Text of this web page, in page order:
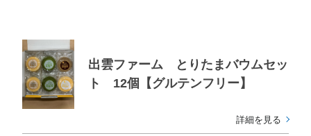
出雲ファーム とりたまバウムセッ
ト 12個【グルテンフリー】
詳細を見る